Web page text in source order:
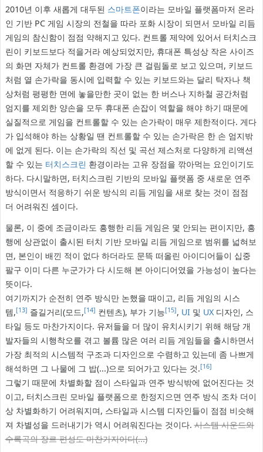
2010년 이후 새롭게 대두된 스마트폰이라는 모바일 플랫폼마저 온라
인 기반 PC 게임 시장의 전철을 따라 포화 시장이 되면서 모바일 리듬
게임의 참신함이 점점 약해지고 있다. 컨트롤 제약에 있어서 터치스크
린이 키보드보다 적을거라 예상되었지만, 휴대폰 특성상 작은 사이즈
의 화면 자체가 컨트롤 환경에 가장 큰 걸림돌로 보고 있으며, 키보드
처럼 열 손가락을 동시에 입력할 수 있는 키보드와는 달리 탁자나 책
상처럼 평평한 면에 놓을만한 곳이 없는 한 버스나 지하철 공간처럼
엄지를 제외한 양손을 모두 휴대폰 손잡이 역할을 해야 하기 때문에
실질적으로 게임을 컨트롤할 수 있는 손가락이 매우 제한적이다. 게다
가 입석해야 하는 상황일 땐 컨트롤할 수 있는 손가락은 한 손 엄지밖
에 없게 된다. 이는 손가락의 직선 및 곡선 제스처로 다양하게 리액션
할 수 있는 터치스크린 환경이라는 고유 장점을 깎아먹는 요인이기도
하다. 다시말하면, 터치스크린 기반의 모바일 플랫폼 중 새로운 연주
방식이면서 적응하기 쉬운 방식의 리듬 게임을 새로 찾는 것이 점점
더 어려워진 셈이다.
물론, 이 중에 조금이라도 흥행한 리듬 게임은 몇 안되는 편이지만, 흥
행에 상관없이 출시된 터치 기반 모바일 리듬 게임으로 범위를 넓혀보
면, 본인이 배낀 적이 없다 하더라도 문뜩 떠올린 아이디어들이 십중
팔구 이미 다른 누군가가 다 시도해 본 아이디어였을 가능성이 높다는
뜻이다.
여기까지가 순전히 연주 방식만 논했을 때이고, 리듬 게임의 시스
템,[13] 즐길거리(모드,[14] 컨텐츠), 부가 기능[15], UI및 UX디자인, 스
타일 등도 마찬가지이다. 유저들을 더 많이 유치시키기 위해 해당 개
발자들의 시행착오를 겪고 볼륨 많은 여러 리듬 게임들을 출시하면서
가장 최적의 시스템적 구조과 디자인으로 수렴하고 있는데 좀 나쁘게
해석하면 그 나물에 그 밥(...)으로 되어가고 있다는 것.[16]
그렇기 때문에 차별화할 점이 스타일과 연주 방식밖에 없어진다는 것
이고, 터치스크린 모바일 플랫폼으로 한정지으면 연주 방식 조차 더이
상 차별화하기 어려워지며, 스타일과 시스템 디자인들이 점점 비슷해
져 차별성을 드러내기가 역시 어려워진다는 것이다.시스템 사운드와
수록곡의 장르 편성도 마찬가지이다(...)